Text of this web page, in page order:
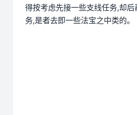
得按考虑先接一些支线任务,却
务,是者去即一些法宝之中类的。